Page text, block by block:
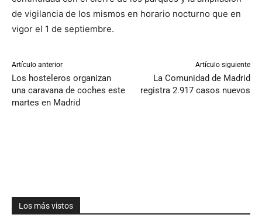
de vigilancia de los mismos en horario nocturno que en
vigor el 1 de septiembre.
Artículo anterior
Los hosteleros organizan
una caravana de coches este
martes en Madrid
Artículo siguiente
La Comunidad de Madrid
registra 2.917 casos nuevos
Los más vistos